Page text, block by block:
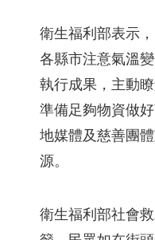
衛生福利部表示
各縣市注意氣溫
執行成果，主動
準備足夠物資做
地媒體及慈善團
源。
衛生福利部社會